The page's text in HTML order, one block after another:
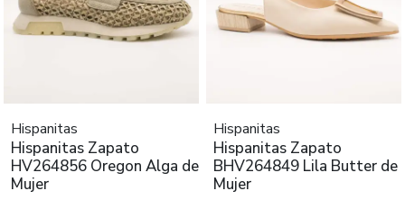
Hispanitas
Hispanitas Zapato
HV264856 Oregon Alga de
Mujer
Hispanitas
Hispanitas Zapato
BHV264849 Lila Butter de
Mujer